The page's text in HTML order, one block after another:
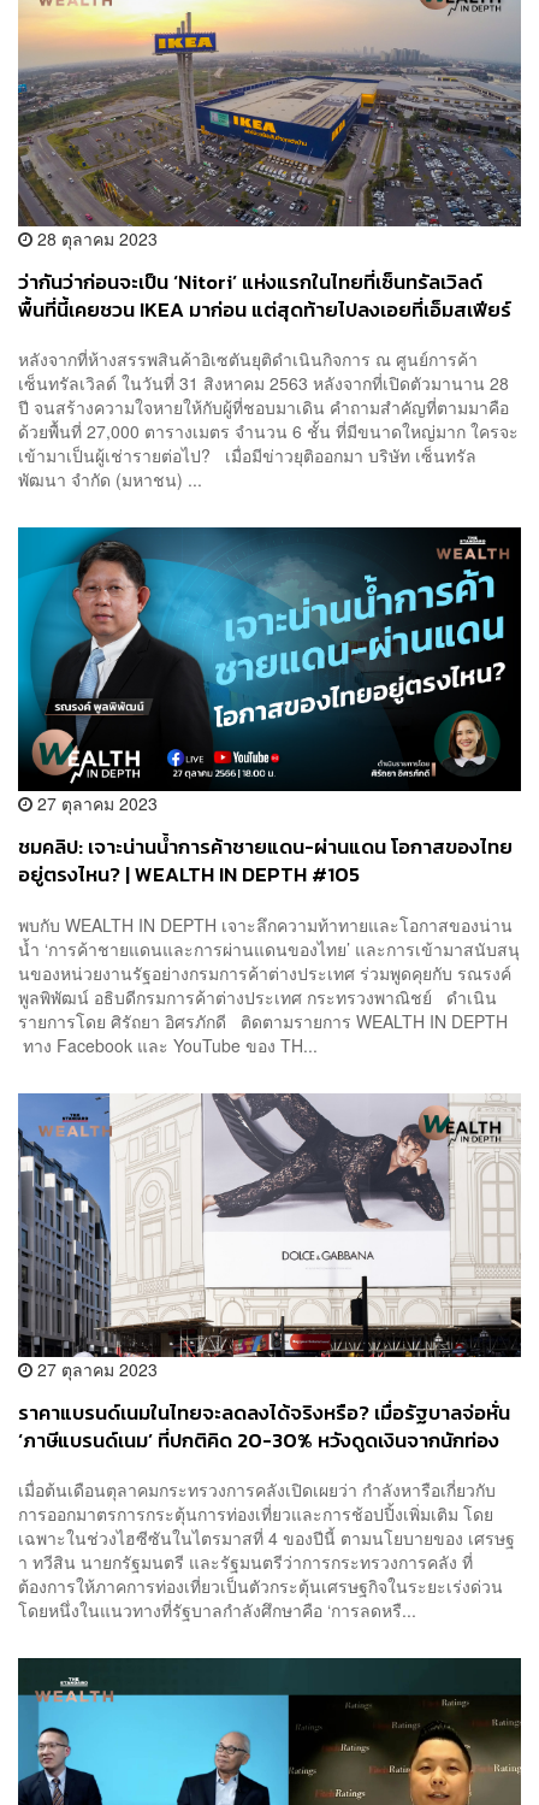
28 ตุลาคม 2023
ว่ากันว่าก่อนจะเป็น ‘Nitori’ แห่งแรกในไทยที่เซ็นทรัลเวิลด์
พื้นที่นี้เคยชวน IKEA มาก่อน แต่สุดท้ายไปลงเอยที่เอ็มสเฟียร์
หลังจากที่ห้างสรรพสินค้าอิเซตันยุติดำเนินกิจการ ณ ศูนย์การค้า
เซ็นทรัลเวิลด์ ในวันที่ 31 สิงหาคม 2563 หลังจากที่เปิดตัวมานาน 28
ปี จนสร้างความใจหายให้กับผู้ที่ชอบมาเดิน คำถามสำคัญที่ตามมาคือ
ด้วยพื้นที่ 27,000 ตารางเมตร จำนวน 6 ชั้น ที่มีขนาดใหญ่มาก ใครจะ
เข้ามาเป็นผู้เช่ารายต่อไป? เมื่อมีข่าวยุติออกมา บริษัท เซ็นทรัล
พัฒนา จำกัด (มหาชน) ...
27 ตุลาคม 2023
ชมคลิป: เจาะน่านน้ำการค้าชายแดน-ผ่านแดน โอกาสของไทย
อยู่ตรงไหน? | WEALTH IN DEPTH #105
พบกับ WEALTH IN DEPTH เจาะลึกความท้าทายและโอกาสของน่าน
น้ำ ‘การค้าชายแดนและการผ่านแดนของไทย’ และการเข้ามาสนับสนุ
นของหน่วยงานรัฐอย่างกรมการค้าต่างประเทศ ร่วมพูดคุยกับ รณรงค์
พูลพิพัฒน์ อธิบดีกรมการค้าต่างประเทศ กระทรวงพาณิชย์ ดำเนิน
รายการโดย ศิรัถยา อิศรภักดี ติดตามรายการ WEALTH IN DEPTH
ทาง Facebook และ YouTube ของ TH...
27 ตุลาคม 2023
ราคาแบรนด์เนมในไทยจะลดลงได้จริงหรือ? เมื่อรัฐบาลจ่อหั่น
‘ภาษีแบรนด์เนม’ ที่ปกติคิด 20-30% หวังดูดเงินจากนักท่อง
เมื่อต้นเดือนตุลาคมกระทรวงการคลังเปิดเผยว่า กำลังหารือเกี่ยวกับ
การออกมาตรการกระตุ้นการท่องเที่ยวและการช้อปปิ้งเพิ่มเติม โดย
เฉพาะในช่วงไฮซีซันในไตรมาสที่ 4 ของปีนี้ ตามนโยบายของ เศรษฐ
า ทวีสิน นายกรัฐมนตรี และรัฐมนตรีว่าการกระทรวงการคลัง ที่
ต้องการให้ภาคการท่องเที่ยวเป็นตัวกระตุ้นเศรษฐกิจในระยะเร่งด่วน
โดยหนึ่งในแนวทางที่รัฐบาลกำลังศึกษาคือ ‘การลดหรื...